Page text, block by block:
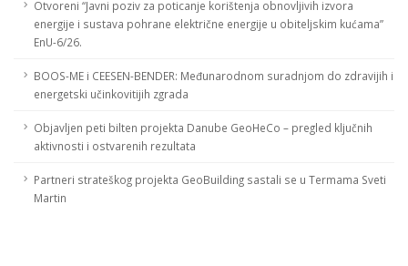
Otvoreni “Javni poziv za poticanje korištenja obnovljivih izvora
energije i sustava pohrane električne energije u obiteljskim kućama”
EnU-6/26.
BOOS-ME i CEESEN-BENDER: Međunarodnom suradnjom do zdravijih i
energetski učinkovitijih zgrada
Objavljen peti bilten projekta Danube GeoHeCo – pregled ključnih
aktivnosti i ostvarenih rezultata
Partneri strateškog projekta GeoBuilding sastali se u Termama Sveti
Martin